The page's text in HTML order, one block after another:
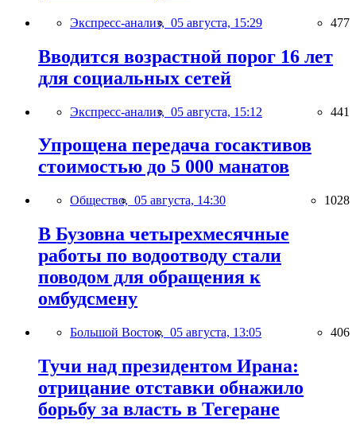
Экспресс-анализ, 05 августа, 15:29 477
Вводится возрастной порог 16 лет
для социальных сетей
Экспресс-анализ, 05 августа, 15:12 441
Упрощена передача госактивов
стоимостью до 5 000 манатов
Общество, 05 августа, 14:30 1028
В Бузовна четырехмесячные
работы по водоотводу стали
поводом для обращения к
омбудсмену
Большой Восток, 05 августа, 13:05 406
Тучи над президентом Ирана:
отрицание отставки обнажило
борьбу за власть в Тегеране